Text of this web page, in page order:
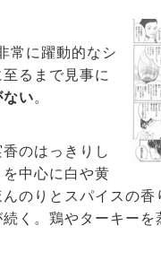
常に躍動的なシ
るまで見事に
い。
のはっきりし
中心に白や黄
のりとスパイスの香
く。鶏やターキーを